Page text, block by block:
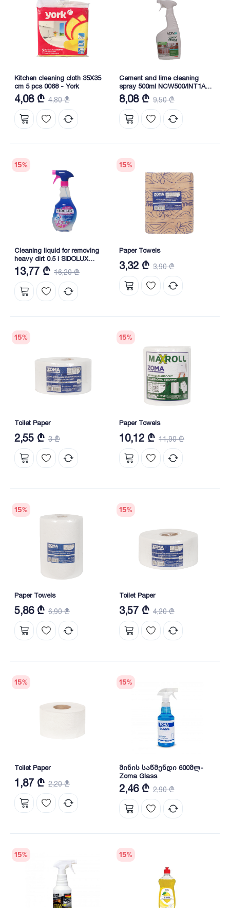
Kitchen cleaning cloth 35X35
cm 5 pcs 0068 - York
4,08 ₾ 4,80 ₾
Cement and lime cleaning
spray 500ml NCW500/INT1A
NEFY
8,08 ₾ 9,50 ₾
15%
Cleaning liquid for removing
heavy dirt 0.5 l SIDOLUX
PROFESSIONAL
13,77 ₾ 16,20 ₾
15%
Paper Towels
3,32 ₾ 3,90 ₾
15%
Toilet Paper
2,55 ₾ 3 ₾
15%
Paper Towels
10,12 ₾ 11,90 ₾
15%
Paper Towels
5,86 ₾ 6,90 ₾
15%
Toilet Paper
3,57 ₾ 4,20 ₾
15%
Toilet Paper
1,87 ₾ 2,20 ₾
15%
მინის საწმენდი 600მლ-
Zoma Glass
2,46 ₾ 2,90 ₾
15% 15%